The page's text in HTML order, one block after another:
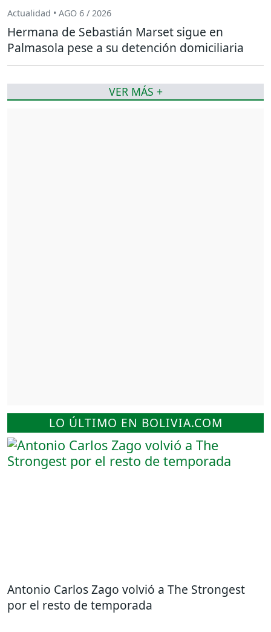
LO ÚLTIMO EN BOLIVIA.COM
Antonio Carlos Zago volvió a The Strongest
por el resto de temporada
Actualidad • AGO 6 / 2026
Hermana de Sebastián Marset sigue en
Palmasola pese a su detención domiciliaria
VER MÁS +